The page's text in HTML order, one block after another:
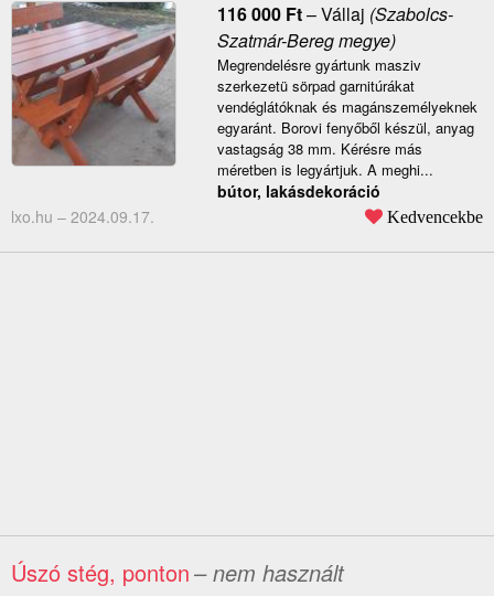
116 000 Ft–Vállaj (Szabolcs-
Szatmár-Bereg megye)
Megrendelésre gyártunk masziv
szerkezetü sörpad garnitúrákat
vendéglátóknak és magánszemélyeknek
egyaránt. Borovi fenyőből készül, anyag
vastagság 38 mm. Kérésre más
méretben is legyártjuk. A meghi...
bútor, lakásdekoráció
lxo.hu – 2024.09.17. Kedvencekbe
Úszó stég, ponton– nem használt